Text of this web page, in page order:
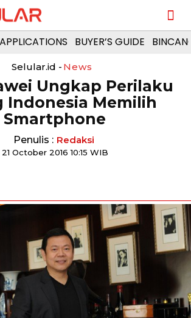
APPLICATIONS BUYER’S GUIDE
Selular.id - News
Ungkap Perilaku
Indonesia Memilih
Smartphone
Penulis : Redaksi
21 October 2016 10:15 WIB